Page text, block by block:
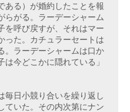
ある）が婚約したことを報
らがる。ラーデーシャーム
を呼び戻すが、それはマー
った。カチュラーセートは
。ラーデーシャームは口か
今どこかに隠れている」
日小競り合いを繰り返し
ていた。その内次第にナン